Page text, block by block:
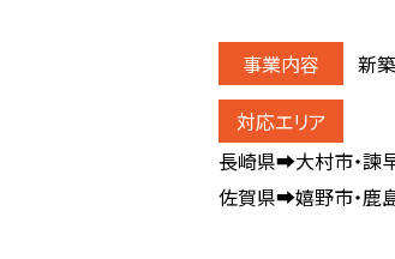
新
長崎県➡大村市・諫早
佐賀県➡嬉野市・鹿